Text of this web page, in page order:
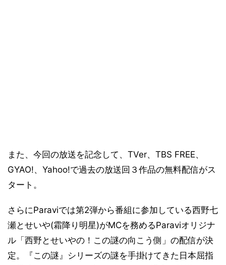
また、今回の放送を記念して、TVer、TBS FREE、
GYAO!、Yahoo!で過去の放送回３作品の無料配信がス
タート。
さらにParaviでは第2弾から番組に参加している西野七
瀬とせいや(霜降り明星)がMCを務めるParaviオリジナ
ル「西野とせいやの！この謎の向こう側」の配信が決
定。『この謎』シリーズの謎を手掛けてきた日本屈指